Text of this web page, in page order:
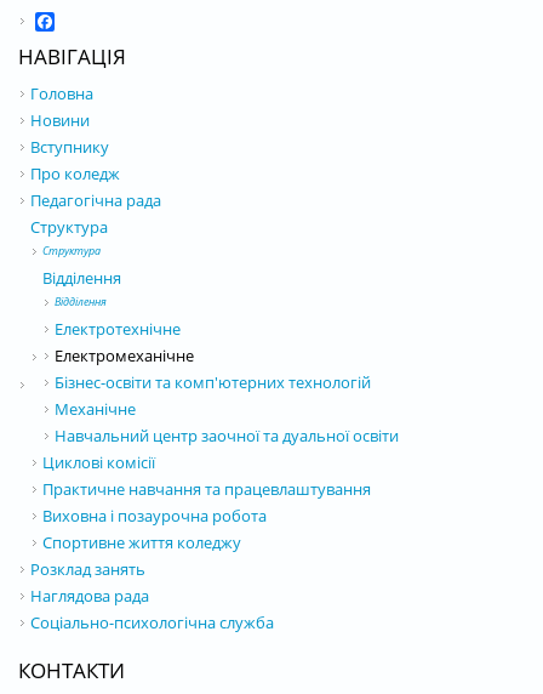
НАВІГАЦІЯ
Головна
Новини
Вступнику
Про коледж
Педагогічна рада
Структура
Структура
Відділення
Відділення
Електротехнічне
Електромеханічне
Бізнес-освіти та комп'ютерних технологій
Механічне
Навчальний центр заочної та дуальної освіти
Циклові комісії
Практичне навчання та працевлаштування
Виховна і позаурочна робота
Спортивне життя коледжу
Розклад занять
Наглядова рада
Соціально-психологічна служба
КОНТАКТИ